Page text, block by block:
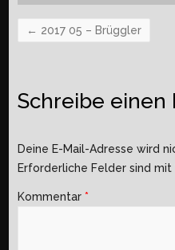
← 2017 05 – Brüggler
Schreibe einen
Deine E-Mail-Adresse wird
Erforderliche Felder sind mit
Kommentar *